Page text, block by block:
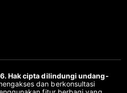
Hak cipta dilindungi undang-
dan berkonsultasi